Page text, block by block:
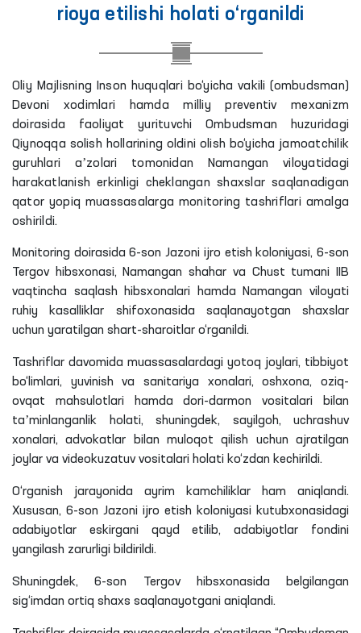
rioya etilishi holati o‘rganildi
Oliy Majlisning Inson huquqlari bo‘yicha vakili (ombudsman)
Devoni xodimlari hamda milliy preventiv mexanizm
doirasida faoliyat yurituvchi Ombudsman huzuridagi
Qiynoqqa solish hollarining oldini olish bo‘yicha jamoatchilik
guruhlari aʼzolari tomonidan Namangan viloyatidagi
harakatlanish erkinligi cheklangan shaxslar saqlanadigan
qator yopiq muassasalarga monitoring tashriflari amalga
oshirildi.
Monitoring doirasida 6-son Jazoni ijro etish koloniyasi, 6-son
Tergov hibsxonasi, Namangan shahar va Chust tumani IIB
vaqtincha saqlash hibsxonalari hamda Namangan viloyati
ruhiy kasalliklar shifoxonasida saqlanayotgan shaxslar
uchun yaratilgan shart-sharoitlar o‘rganildi.
Tashriflar davomida muassasalardagi yotoq joylari, tibbiyot
bo‘limlari, yuvinish va sanitariya xonalari, oshxona, oziq-
ovqat mahsulotlari hamda dori-darmon vositalari bilan
taʼminlanganlik holati, shuningdek, sayilgoh, uchrashuv
xonalari, advokatlar bilan muloqot qilish uchun ajratilgan
joylar va videokuzatuv vositalari holati ko‘zdan kechirildi.
O‘rganish jarayonida ayrim kamchiliklar ham aniqlandi.
Xususan, 6-son Jazoni ijro etish koloniyasi kutubxonasidagi
adabiyotlar eskirgani qayd etilib, adabiyotlar fondini
yangilash zarurligi bildirildi.
Shuningdek, 6-son Tergov hibsxonasida belgilangan
sig‘imdan ortiq shaxs saqlanayotgani aniqlandi.